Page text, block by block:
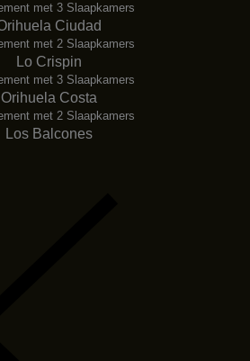
met 3 Slaapkamers
Ciudad
met 2 Slaapkamers
Lo Crispin
met 3 Slaapkamers
Orihuela Costa
met 2 Slaapkamers
Los Balcones